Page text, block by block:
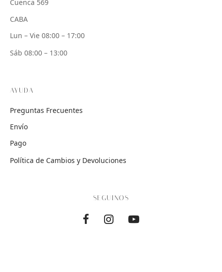
Cuenca 569
CABA
Lun – Vie 08:00 – 17:00
Sáb 08:00 – 13:00
AYUDA
Preguntas Frecuentes
Envío
Pago
Política de Cambios y Devoluciones
SEGUINOS